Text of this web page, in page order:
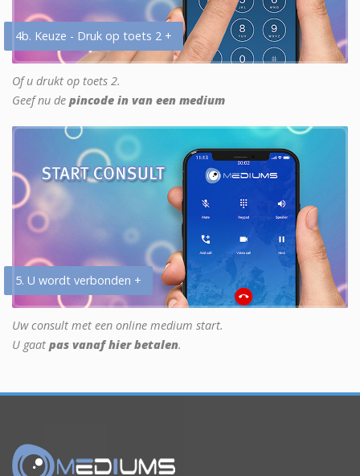
4b. Keuze - Druk op toets 2 +
Of u drukt op toets 2.
Geef nu de pincode in van een medium
5. U wordt verbonden +
Uw consult met een online medium start.
U gaat pas vanaf hier betalen.